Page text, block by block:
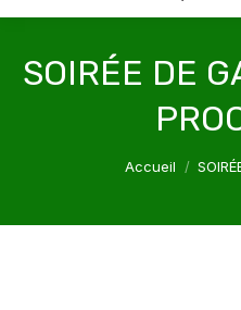
SOIRÉE DE
Vous êtes ici :
Accueil